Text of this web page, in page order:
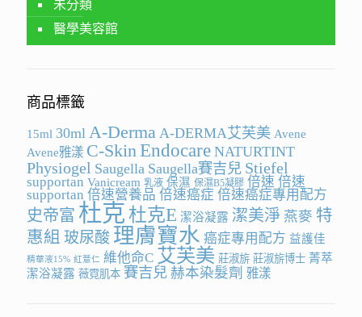
未分類
醫學美容館
商品標籤
15ml 30ml A-Derma A-DERMA艾芙美 Avene
Avene雅漾 C-SkinEndocare NATURTINT
Physiogel Saugella Saugella賽吉兒 Stiefel
supportan Vanicream 乳液 保濕 保濕B5凝膠 倍速 倍速
supportan 倍速營養品 倍速癌症 倍速癌症專用配方
史帝富 杜克 杜克E 潔浴凝露 潔美淨 燕麥 特
惠組 玻尿酸 理膚寶水 癌症專用配方 益護佳
精華液15% 紅薏仁 維他命C 艾芙美 莊淑旂 莊淑旂博士 菁萃
潔浴凝露 薇霓肌本 賽吉兒 赫本染髮劑 雅漾